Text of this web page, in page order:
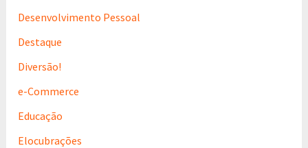
Desenvolvimento Pessoal
Destaque
Diversão!
e-Commerce
Educação
Elocubrações